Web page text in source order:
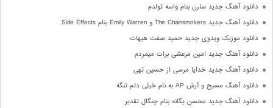
دانلود آهنگ جدید سارن بنام واسه تولدم
دانلود آهنگ جدید The Chainsmokers و Emily Warren بنام Side Effects
دانلود موزیک ویدوی جدید حمید صفت هیهات
دانلود آهنگ جدید امین مرعشی برات میمردم
دانلود آهنگ جدید خدایا مرسی از حسین تهی
دانلود آهنگ مسیح و آرش AP به نام خیلی دلم تنگه
دانلود آهنگ جدید محسن یگانه بنام چنگال تقدیر